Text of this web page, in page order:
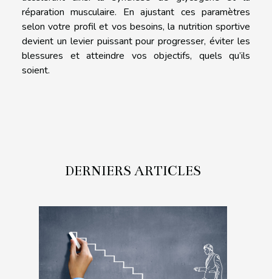
réparation musculaire. En ajustant ces paramètres
selon votre profil et vos besoins, la nutrition sportive
devient un levier puissant pour progresser, éviter les
blessures et atteindre vos objectifs, quels qu’ils
soient.
DERNIERS ARTICLES